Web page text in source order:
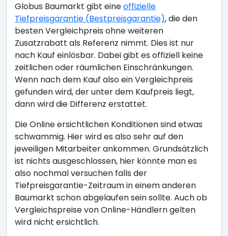
Globus Baumarkt gibt eineoffizielle
Tiefpreisgarantie (Bestpreisgarantie), die den
besten Vergleichpreis ohne weiteren
Zusatzrabatt als Referenz nimmt. Dies ist nur
nach Kauf einlösbar. Dabei gibt es offiziell keine
zeitlichen oder räumlichen Einschränkungen.
Wenn nach dem Kauf also ein Vergleichpreis
gefunden wird, der unter dem Kaufpreis liegt,
dann wird die Differenz erstattet.
Die Online ersichtlichen Konditionen sind etwas
schwammig. Hier wird es also sehr auf den
jeweiligen Mitarbeiter ankommen. Grundsätzlich
ist nichts ausgeschlossen, hier könnte man es
also nochmal versuchen falls der
Tiefpreisgarantie-Zeitraum in einem anderen
Baumarkt schon abgelaufen sein sollte. Auch ob
Vergleichspreise von Online-Händlern gelten
wird nicht ersichtlich.